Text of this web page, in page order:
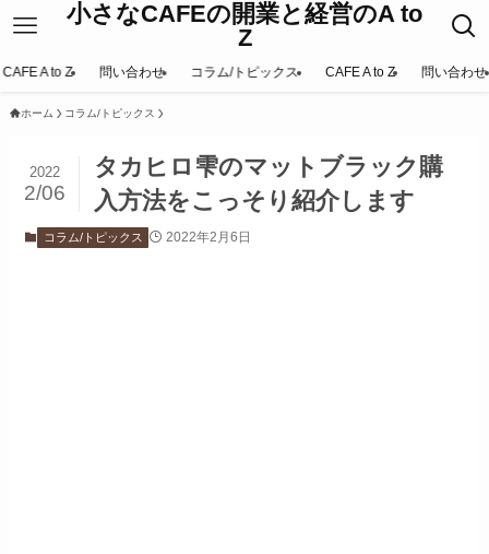
小さなCAFEの開業と経営のA to
Z
CAFE A to Z 問い合わせ コラム/トピックス CAFE A to Z 問い合わせ
ホーム コラム/トピックス
タカヒロ雫のマットブラック購
入方法をこっそり紹介します
2022
2/06
コラム/トピックス 2022年2月6日